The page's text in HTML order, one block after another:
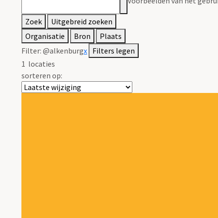
Zoek
Uitgebreid zoeken
Organisatie
Bron
Plaats
Filter: @alkenburgx Filters legen
1 locaties
sorteren op: